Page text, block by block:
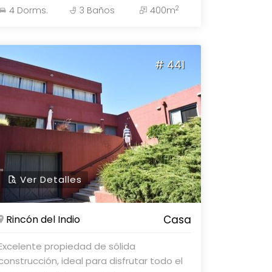
Asociados Propiedades, Consulte con
4 Dorms. 3 Baños 400m2
# 441
Ver Detalles
Rincón del Indio Casa
propiedad de sólida
ideal para disfrutar todo el